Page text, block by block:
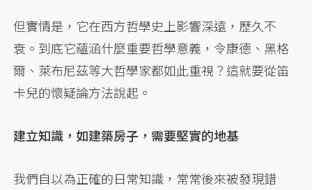
但實情是，它在西方哲學史上影響深遠，歷久不
衰。到底它蘊涵什麼重要哲學意義，令康德、黑格
爾、萊布尼茲等大哲學家都如此重視？這就要從笛
卡兒的懷疑論方法說起。
建立知識，如建築房子，需要堅實的地基
我們自以為正確的日常知識，常常後來被發現錯